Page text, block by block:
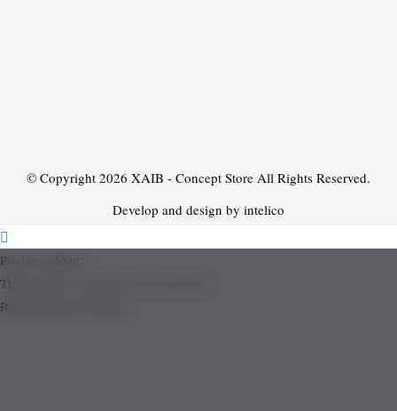
© Copyright 2026 XAIB - Concept Store All Rights Reserved.
Develop and design by intelico
Product added!
The product is already in the wishlist!
Removed from Wishlist